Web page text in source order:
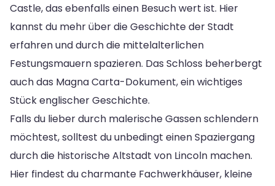
Castle, das ebenfalls einen Besuch wert ist. Hier
kannst du mehr über die Geschichte der Stadt
erfahren und durch die mittelalterlichen
Festungsmauern spazieren. Das Schloss beherbergt
auch das Magna Carta-Dokument, ein wichtiges
Stück englischer Geschichte.
Falls du lieber durch malerische Gassen schlendern
möchtest, solltest du unbedingt einen Spaziergang
durch die historische Altstadt von Lincoln machen.
Hier findest du charmante Fachwerkhäuser, kleine